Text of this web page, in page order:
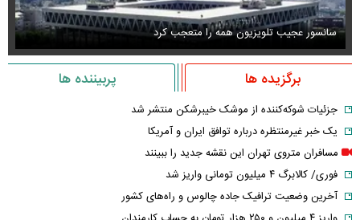
سانسور عجیب تلویزیون همه را متعجب کرد
برگزیده ها پربیننده ها
جزئیات شوکه‌کننده از موشک خیبرشکن منتشر شد
یک خبر غیرمنتظره درباره توافق ایران و آمریکا
مسافران متروی تهران این نقشه جدید را ببینند
فوری/ کالابرگ ۴ میلیون تومانی واریز شد
آخرین وضعیت ترافیک جاده چالوس و راه‌های کشور